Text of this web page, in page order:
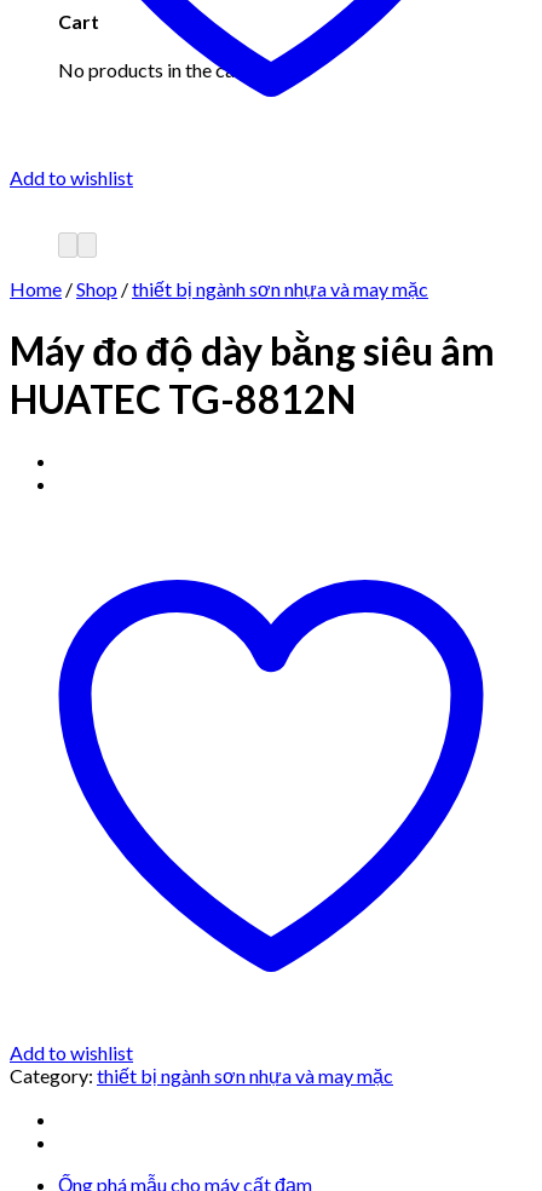
Cart
No products in the cart.
Add to wishlist
Home /Shop /thiết bị ngành sơn nhựa và may mặc
Máy đo độ dày bằng siêu âm
HUATEC TG-8812N
Add to wishlist
Category: thiết bị ngành sơn nhựa và may mặc
Ống phá mẫu cho máy cất đạm